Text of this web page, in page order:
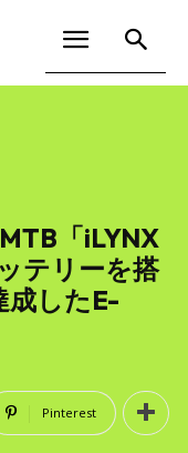
「iLYNX
テリーを搭
成したE-
Pinterest